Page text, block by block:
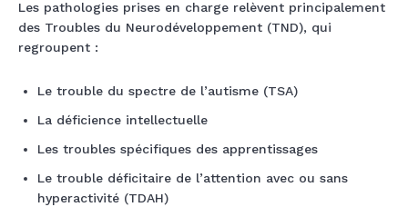
Les pathologies prises en charge relèvent principalement
des Troubles du Neurodéveloppement (TND), qui
regroupent :
Le trouble du spectre de l’autisme (TSA)
La déficience intellectuelle
Les troubles spécifiques des apprentissages
Le trouble déficitaire de l’attention avec ou sans
hyperactivité (TDAH)